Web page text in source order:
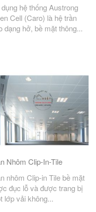
hệ thống Austrong
Cell (Caro) là hệ trần
dạng hở, bề mặt thông...
Nhôm Clip-In-Tile
nhôm Clip-in Tile bề mặt
đục lỗ và được trang bị
lớp vải không...